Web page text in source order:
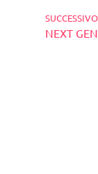
SUCCESSIVO
NEXT GEN